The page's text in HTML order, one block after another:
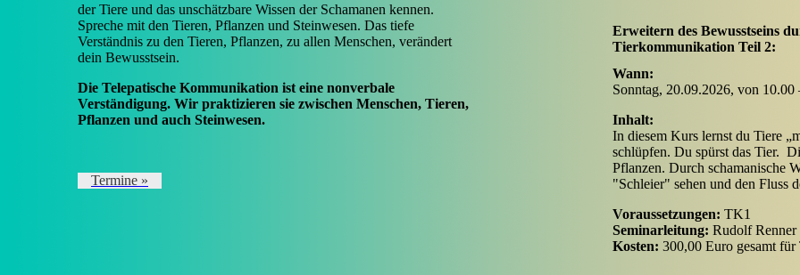
der Tiere und das unschätzbare Wissen der Schamanen kennen.
Spreche mit den Tieren, Pflanzen und Steinwesen. Das tiefe
Verständnis zu den Tieren, Pflanzen, zu allen Menschen, verändert
dein Bewusstsein.
Die Telepatische Kommunikation ist eine nonverbale
Verständigung. Wir praktizieren sie zwischen Menschen, Tieren,
Pflanzen und auch Steinwesen.
Termine »
Erweitern des Bewusstseins
Tierkommunikation Teil 2:
Wann:
Sonntag, 20.09.2026, von
Inhalt:
In diesem Kurs lernst du Tiere
schlüpfen. Du spürst das Tier.
Pflanzen. Durch schamanische
"Schleier" sehen und den Fluss
Voraussetzungen:
Seminarleitung: Rudolf
Kosten: 300,00 Euro gesamt